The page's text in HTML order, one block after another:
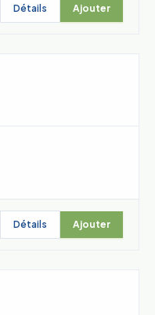
Détails Ajouter
Détails Ajouter